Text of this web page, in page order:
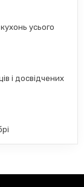
усього
і досвідчених